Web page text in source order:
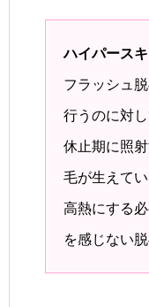
ハイパース
フラッシュ
行うのに対
休止期に照射
毛が生えて
高熱にする
を感じない脱